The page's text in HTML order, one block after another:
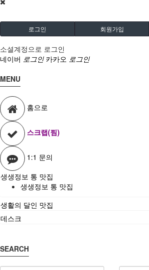
로그인 회원가입
소셜계정으로 로그인
네이버 로그인 카카오 로그인
MENU
홈으로
스크랩(찜)
1:1 문의
생생정보 통 맛집
생생정보 통 맛집
생활의 달인 맛집
데스크
SEARCH